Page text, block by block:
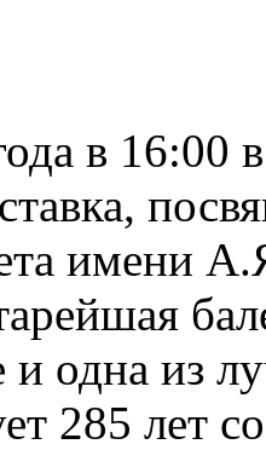
в 16:00
имени
и одна из
285 лет